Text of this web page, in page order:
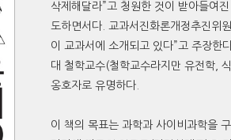
삭제해달라”고 청원한 것이 받아들여
도하면서다. 교과서진화론개정추진위
이 교과서에 소개되고 있다”고 주장한
대 철학교수(철학교수라지만 유전학,
옹호자로 유명하다.
이 책의 목표는 과학과 사이비과학을